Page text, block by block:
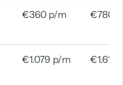
€360 p/m €780
€1.079 p/m €1.613